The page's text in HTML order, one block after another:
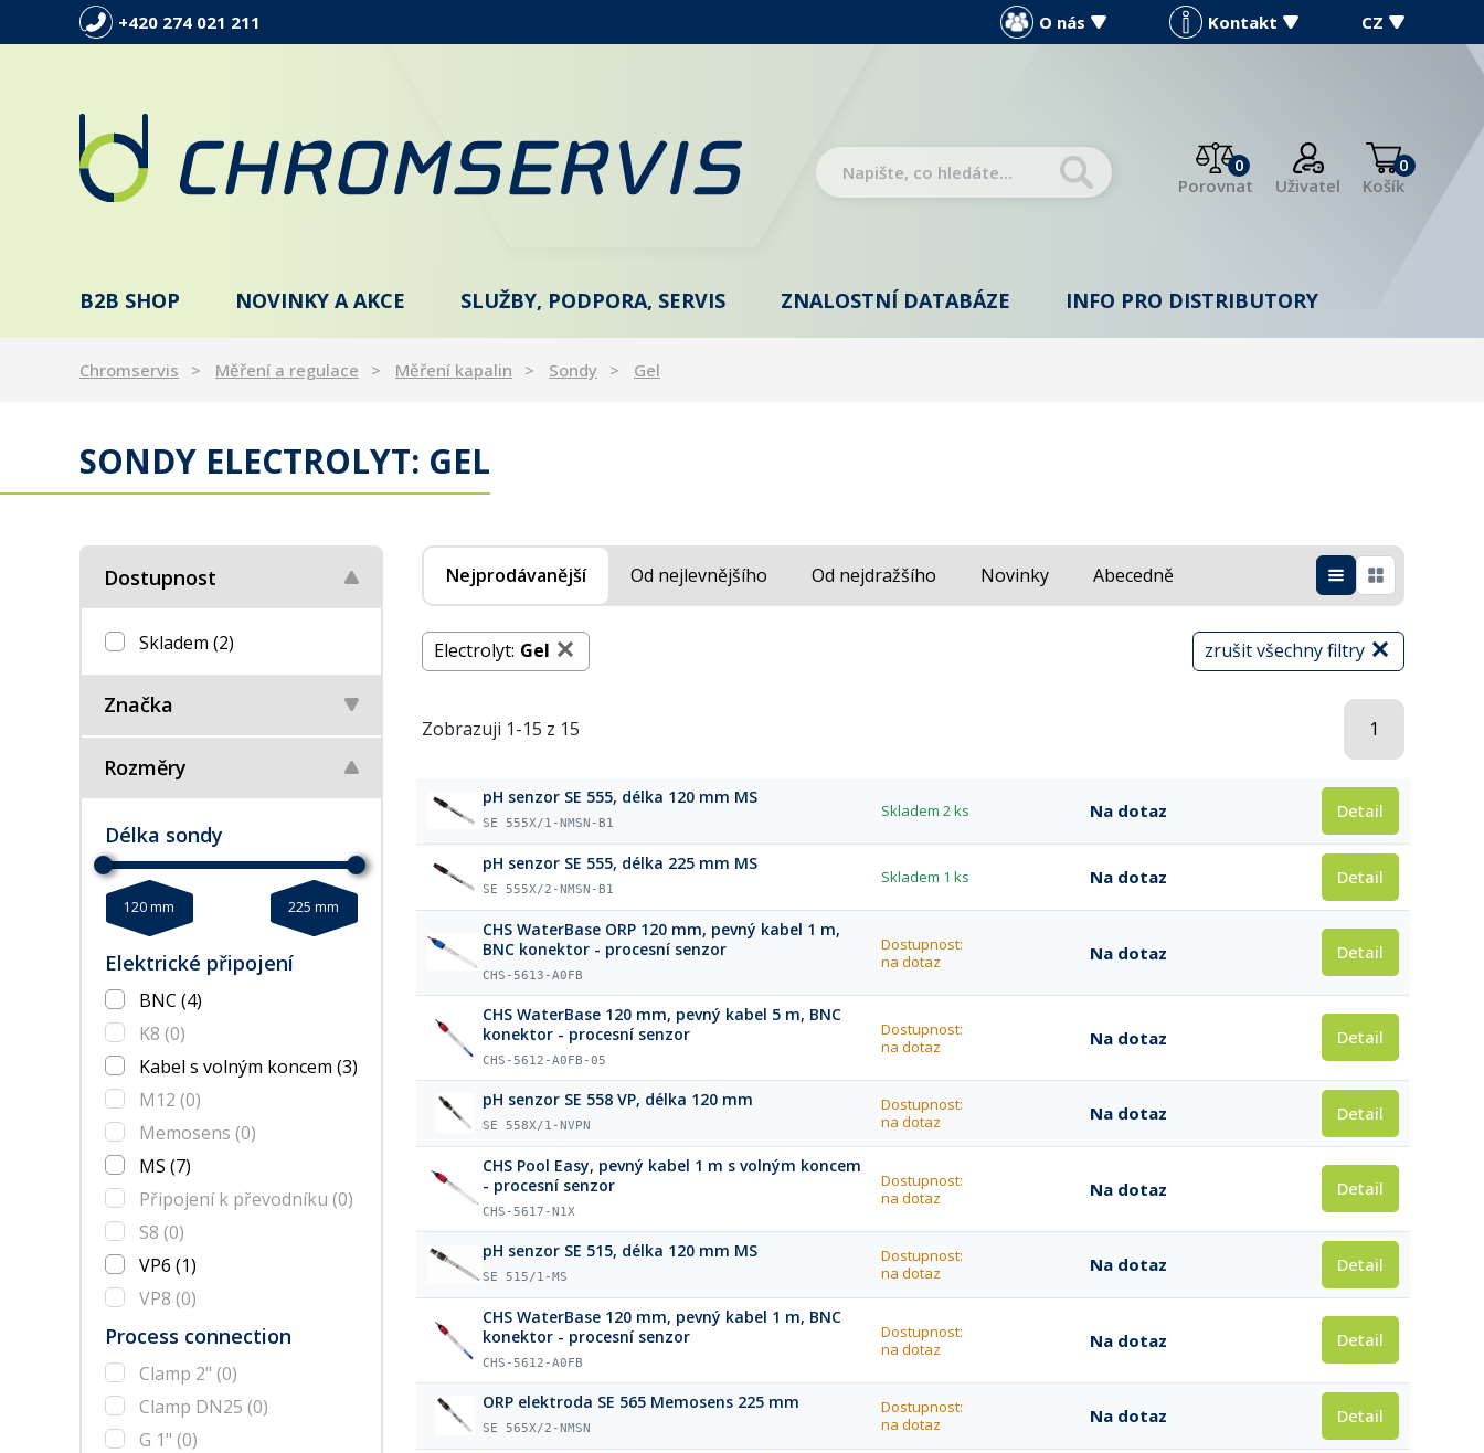
+420 274 021 211 O nás Kontakt CZ
0
Porovnat
Uživatel
0
Košík
B2B SHOP NOVINKY A AKCE SLUŽBY, PODPORA, SERVIS ZNALOSTNÍ DATABÁZE INFO PRO DISTRIBUTORY
Chromservis Měření a regulace Měření kapalin Sondy Gel
SONDY ELECTROLYT: GEL
Dostupnost
Skladem (2)
Značka
Rozměry
Délka sondy
120 mm 225 mm
Elektrické připojení
BNC (4)
K8 (0)
Kabel s volným koncem (3)
M12 (0)
Memosens (0)
MS (7)
Připojení k převodníku (0)
S8 (0)
VP6 (1)
VP8 (0)
Process connection
Clamp 2" (0)
Clamp DN25 (0)
G 1" (0)
Nejprodávanější Od nejlevnějšího Od nejdražšího Novinky Abecedně
zrušit všechny filtry
Electrolyt: Gel
Zobrazuji 1-15 z 15 1
pH senzor SE 555, délka 120 mm MS
SE 555X/1-NMSN-B1
Skladem 2 ks Na dotaz Detail
pH senzor SE 555, délka 225 mm MS
SE 555X/2-NMSN-B1
Skladem 1 ks Na dotaz Detail
CHS WaterBase ORP 120 mm, pevný kabel 1 m,
BNC konektor - procesní senzor
CHS-5613-A0FB
Dostupnost:
na dotaz
Na dotaz Detail
CHS WaterBase 120 mm, pevný kabel 5 m, BNC
konektor - procesní senzor
CHS-5612-A0FB-05
Dostupnost:
na dotaz
Na dotaz Detail
pH senzor SE 558 VP, délka 120 mm
SE 558X/1-NVPN
Dostupnost:
na dotaz
Na dotaz Detail
CHS Pool Easy, pevný kabel 1 m s volným koncem
- procesní senzor
CHS-5617-N1X
Dostupnost:
na dotaz
Na dotaz Detail
pH senzor SE 515, délka 120 mm MS
SE 515/1-MS
Dostupnost:
na dotaz
Na dotaz Detail
CHS WaterBase 120 mm, pevný kabel 1 m, BNC
konektor - procesní senzor
CHS-5612-A0FB
Dostupnost:
na dotaz
Na dotaz Detail
ORP elektroda SE 565 Memosens 225 mm
SE 565X/2-NMSN
Dostupnost:
na dotaz
Na dotaz Detail